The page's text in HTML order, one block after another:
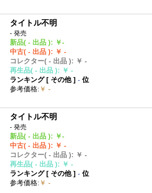
タイトル不明
- 発売
新品( - 出品 ): ￥-
中古( - 出品 ): ￥ -
コレクター( - 出品 ): ￥ -
再生品( - 出品 ): ￥ -
ランキング [ その他]- 位
参考価格: ￥ -
タイトル不明
- 発売
新品( - 出品 ): ￥-
中古( - 出品 ): ￥ -
コレクター( - 出品 ): ￥ -
再生品( - 出品 ): ￥ -
ランキング [ その他]- 位
参考価格: ￥ -